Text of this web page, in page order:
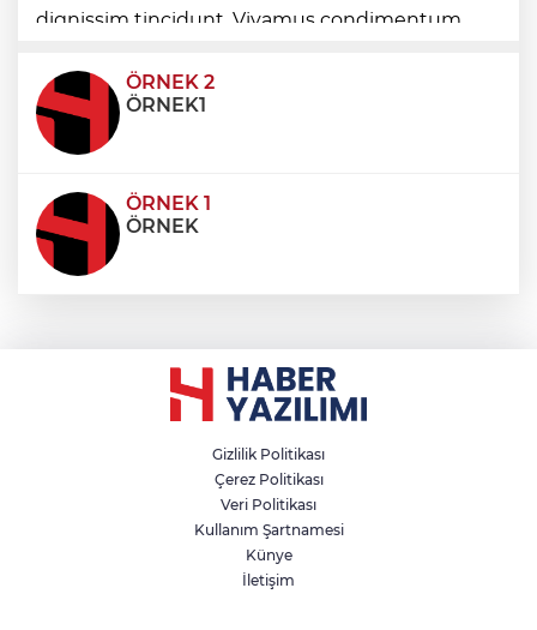
dignissim tincidunt. Vivamus condimentum
condimentum eros et, faucibus sapien. Praese
ÖRNEK 2
ÖRNEK1
ÖRNEK 1
ÖRNEK
Gizlilik Politikası
Çerez Politikası
Veri Politikası
Kullanım Şartnamesi
Künye
İletişim